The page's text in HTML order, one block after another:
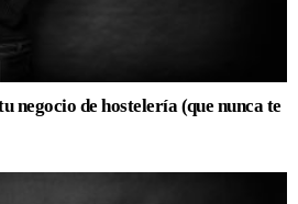
negocio de hostelería (que nunca te